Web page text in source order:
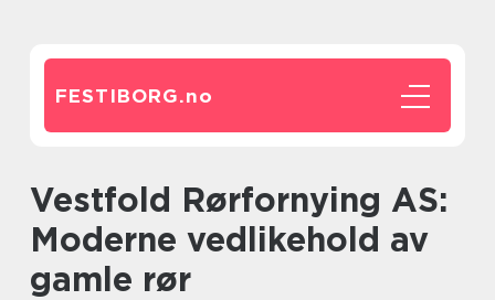
FESTIBORG.no
Vestfold Rørfornying AS:
Moderne vedlikehold av
gamle rør